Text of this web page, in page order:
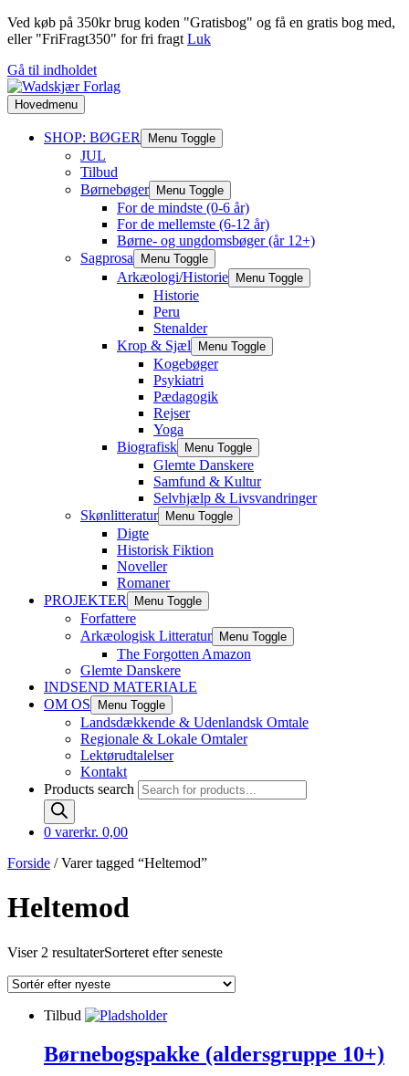
Ved køb på 350kr brug koden "Gratisbog" og få en gratis bog med,
eller "FriFragt350" for fri fragt Luk
Gå til indholdet
Hovedmenu
SHOP: BØGER Menu Toggle
JUL
Tilbud
Børnebøger
Menu Toggle
For de mindste (0-6 år)
For de mellemste (6-12 år)
Børne- og ungdomsbøger (år 12+)
Sagprosa
Menu Toggle
Arkæologi/Historie Menu Toggle
Historie
Peru
Stenalder
Krop & Sjæl
Menu Toggle
Kogebøger
Psykiatri
Pædagogik
Rejser
Yoga
Biografisk
Menu Toggle
Glemte Danskere
Samfund & Kultur
Selvhjælp & Livsvandringer
Skønlitteratur
Menu Toggle
Digte
Historisk Fiktion
Noveller
Romaner
PROJEKTER
Menu Toggle
Forfattere
Arkæologisk Litteratur
Menu Toggle
The Forgotten Amazon
Glemte Danskere
INDSEND MATERIALE
OM OS
Menu Toggle
Landsdækkende & Udenlandsk Omtale
Regionale & Lokale Omtaler
Lektørudtalelser
Kontakt
Products search
0 varerkr. 0,00
Forside / Varer tagged “Heltemod”
Heltemod
Viser 2 resultaterSorteret efter seneste
Tilbud
Børnebogspakke (aldersgruppe 10+)